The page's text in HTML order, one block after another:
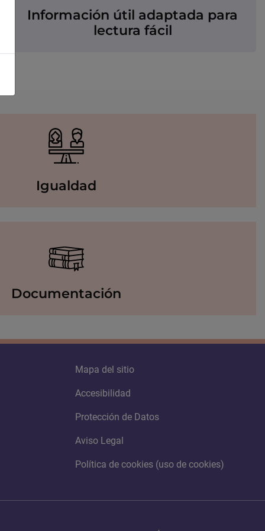
Información útil adaptada para
lectura fácil
Igualdad
Documentación
Mapa del sitio
Accesibilidad
Protección de Datos
Aviso Legal
Política de cookies (uso de cookies)